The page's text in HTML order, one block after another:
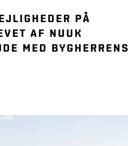
PÅ
AF NUUK
MED BYGHERRENS